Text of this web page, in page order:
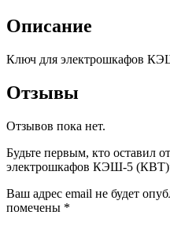
Описание
Ключ для электрошкафов
Отзывы
Отзывов пока нет.
Будьте первым, кто оставил
электрошкафов КЭШ-5
Ваш адрес email не будет
помечены *